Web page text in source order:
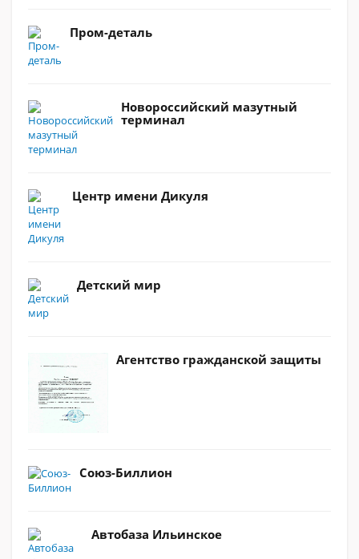
Пром-деталь
Новороссийский мазутный
терминал
Центр имени Дикуля
Детский мир
Агентство гражданской защиты
Союз-Биллион
Автобаза Ильинское